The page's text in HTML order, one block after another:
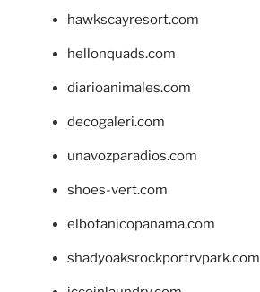
hawkscayresort.com
hellonquads.com
diarioanimales.com
decogaleri.com
unavozparadios.com
shoes-vert.com
elbotanicopanama.com
shadyoaksrockportrvpark.com